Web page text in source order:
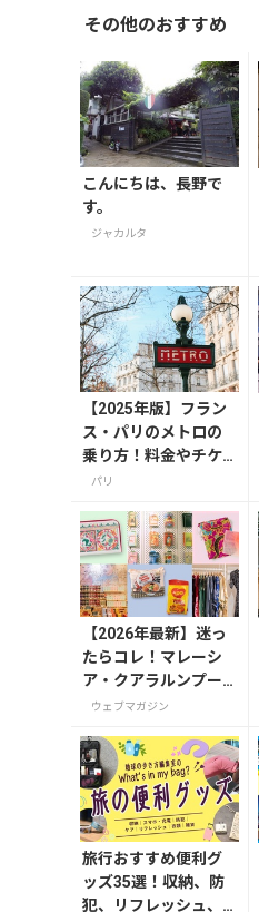
その他のおすすめ
こんにちは、長野で
す。
ジャカルタ
【2025年版】フラン
ス・パリのメトロの
乗り方！料金やチケ
ットの種類、注意点
パリ
【2026年最新】迷っ
たらコレ！マレーシ
ア・クアラルンプー
ルで絶対買いたいお
ウェブマガジン
旅行おすすめ便利グ
ッズ35選！収納、防
犯、リフレッシュ、